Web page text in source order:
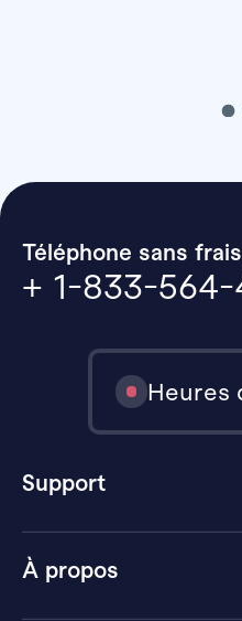
À propos
Téléphone sans frais
+ 1-833-564-
Heures
Support